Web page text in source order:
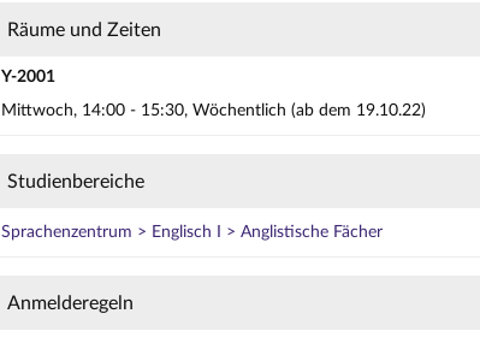
Räume und Zeiten
Y-2001
Mittwoch, 14:00 - 15:30, Wöchentlich (ab dem 19.10.22)
Studienbereiche
Sprachenzentrum > Englisch I > Anglistische Fächer
Anmelderegeln